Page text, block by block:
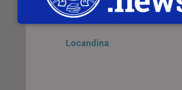
Sarà possibile seguire l’evento
https://www.youtube.com/
Locandina